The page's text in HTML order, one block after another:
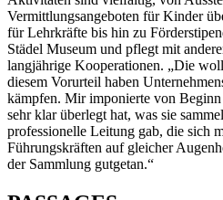
Vermittlungsangeboten für Kinder
für Lehrkräfte bis hin zu
Städel Museum und pflegt mit
langjährige Kooperationen. „Die
diesem Vorurteil haben
kämpfen. Mir imponierte von
sehr klar überlegt hat, was sie
professionelle Leitung gab, die sich
Führungskräften auf gleicher
der Sammlung gutgetan.“